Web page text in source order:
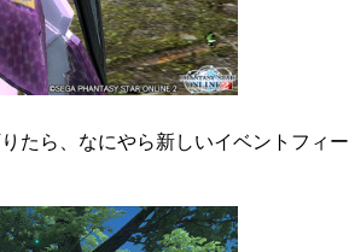
たら、なにやら新しいイベントフィー